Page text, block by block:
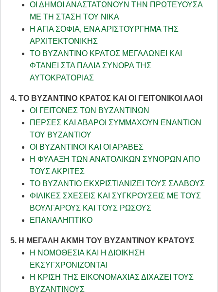
ΟΙ ΔΗΜΟΙ ΑΝΑΣΤΑΤΩΝΟΥΝ ΤΗΝ ΠΡΩΤΕΥΟΥΣΑ
ΜΕ ΤΗ ΣΤΑΣΗ ΤΟΥ ΝΙΚΑ
Η ΑΓΙΑ ΣΟΦΙΑ, ΕΝΑ ΑΡΙΣΤΟΥΡΓΗΜΑ ΤΗΣ
ΑΡΧΙΤΕΚΤΟΝΙΚΗΣ
ΤΟ ΒΥΖΑΝΤΙΝΟ ΚΡΑΤΟΣ ΜΕΓΑΛΩΝΕΙ ΚΑΙ
ΦΤΑΝΕΙ ΣΤΑ ΠΑΛΙΑ ΣΥΝΟΡΑ ΤΗΣ
ΑΥΤΟΚΡΑΤΟΡΙΑΣ
4. ΤΟ ΒΥΖΑΝΤΙΝΟ ΚΡΑΤΟΣ ΚΑΙ ΟΙ ΓΕΙΤΟΝΙΚΟΙ ΛΑΟΙ
ΟΙ ΓΕΙΤΟΝΕΣ ΤΩΝ ΒΥΖΑΝΤΙΝΩΝ
ΠΕΡΣΕΣ ΚΑΙ ΑΒΑΡΟΙ ΣΥΜΜΑΧΟΥΝ ΕΝΑΝΤΙΟΝ
ΤΟΥ ΒΥΖΑΝΤΙΟΥ
ΟΙ ΒΥΖΑΝΤΙΝΟΙ ΚΑΙ ΟΙ ΑΡΑΒΕΣ
Η ΦΥΛΑΞΗ ΤΩΝ ΑΝΑΤΟΛΙΚΩΝ ΣΥΝΟΡΩΝ ΑΠΟ
ΤΟΥΣ ΑΚΡΙΤΕΣ
ΤΟ ΒΥΖΑΝΤΙΟ ΕΚΧΡΙΣΤΙΑΝΙΖΕΙ ΤΟΥΣ ΣΛΑΒΟΥΣ
ΦΙΛΙΚΕΣ ΣΧΕΣΕΙΣ ΚΑΙ ΣΥΓΚΡΟΥΣΕΙΣ ΜΕ ΤΟΥΣ
ΒΟΥΛΓΑΡΟΥΣ ΚΑΙ ΤΟΥΣ ΡΩΣΟΥΣ
ΕΠΑΝΑΛΗΠΤΙΚΟ
5. Η ΜΕΓΑΛΗ ΑΚΜΗ ΤΟΥ ΒΥΖΑΝΤΙΝΟΥ ΚΡΑΤΟΥΣ
Η ΝΟΜΟΘΕΣΙΑ ΚΑΙ Η ΔΙΟΙΚΗΣΗ
ΕΚΣΥΓΧΡΟΝΙΖΟΝΤΑΙ
Η ΚΡΙΣΗ ΤΗΣ ΕΙΚΟΝΟΜΑΧΙΑΣ ΔΙΧΑΖΕΙ ΤΟΥΣ
ΒΥΖΑΝΤΙΝΟΥΣ